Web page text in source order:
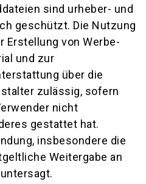
sind urheber- und
geschützt. Die Nutzung
Erstellung von Werbe-
und zur
über die
zulässig, sofern
nicht
gestattet hat.
insbesondere die
Weitergabe an